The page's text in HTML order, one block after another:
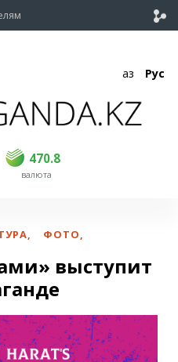
Қаз Рус
470.8
468.5 470.8
валюта
, ФОТО,
выступит